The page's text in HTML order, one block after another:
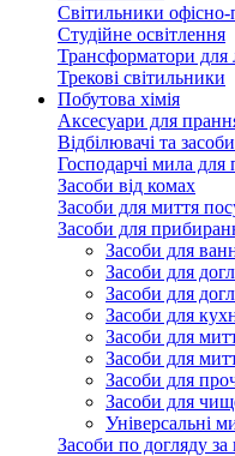
Світильники офісно-
Студійне освітлення
Трансформатори для
Трекові світильники
Побутова хімія
Аксесуари для
Відбілювачі та
Господарчі мила для
Засоби від комах
Засоби для миття
Засоби для
Засоби для
Засоби для
Засоби для
Засоби для
Засоби для
Засоби для
Засоби для
Засоби для
Універсальні
Засоби по догляду за